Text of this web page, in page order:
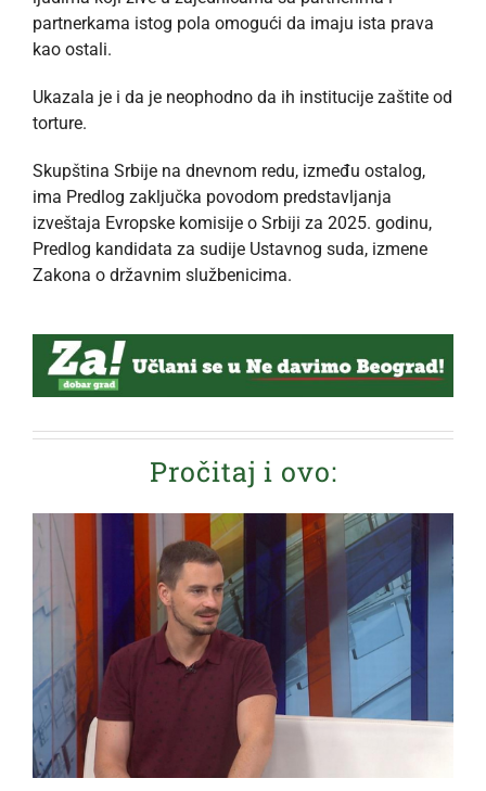
partnerkama istog pola omogući da imaju ista prava
kao ostali.
Ukazala je i da je neophodno da ih institucije zaštite od
torture.
Skupština Srbije na dnevnom redu, između ostalog,
ima Predlog zaključka povodom predstavljanja
izveštaja Evropske komisije o Srbiji za 2025. godinu,
Predlog kandidata za sudije Ustavnog suda, izmene
Zakona o državnim službenicima.
Pročitaj i ovo: